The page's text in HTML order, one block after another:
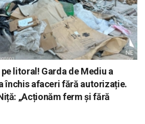
litoral! Garda de Mediu a
închis afaceri fără autorizație.
„Acționăm ferm și fără